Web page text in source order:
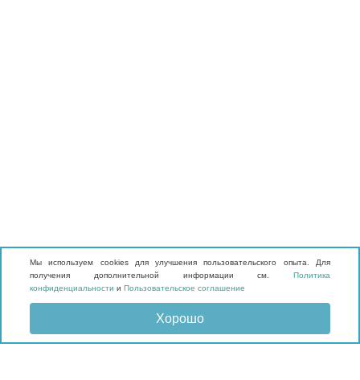
Мы используем cookies для улучшения пользовательского опыта. Для
получения дополнительной информации см. Политика
конфиденциальности и Пользовательское соглашение
Хорошо